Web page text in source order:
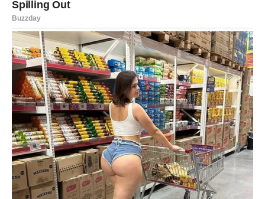
Zvijezde vam donose neočekivano otkriće koje mijenja
vaše planove.
Jedna osoba sada pokazuje emocije koje je dugo skrivala.
Neočekivana istina mijenja sve
Pred vama su veoma važni trenuci.
RIBE